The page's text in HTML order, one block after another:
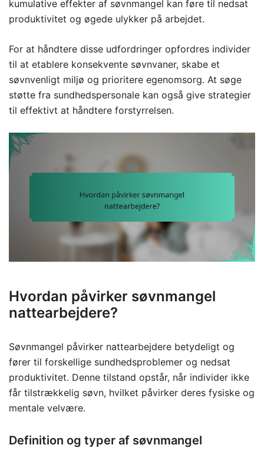
kumulative effekter af søvnmangel kan føre til nedsat
produktivitet og øgede ulykker på arbejdet.
For at håndtere disse udfordringer opfordres individer
til at etablere konsekvente søvnvaner, skabe et
søvnvenligt miljø og prioritere egenomsorg. At søge
støtte fra sundhedspersonale kan også give strategier
til effektivt at håndtere forstyrrelsen.
Hvordan påvirker søvnmangel
nattearbejdere?
Søvnmangel påvirker nattearbejdere betydeligt og
fører til forskellige sundhedsproblemer og nedsat
produktivitet. Denne tilstand opstår, når individer ikke
får tilstrækkelig søvn, hvilket påvirker deres fysiske og
mentale velvære.
Definition og typer af søvnmangel